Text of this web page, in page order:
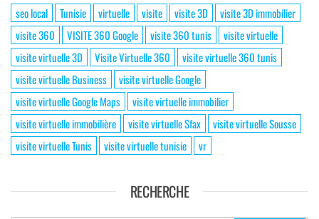
seo local
Tunisie virtuelle visite visite 3D
visite 3D immobilier
visite 360
VISITE 360 Google visite 360 tunis
visite virtuelle
visite virtuelle 3D
Visite Virtuelle 360
visite virtuelle 360 tunis
visite virtuelle Business
visite virtuelle Google
visite virtuelle Google Maps
visite virtuelle immobilier
visite virtuelle immobilière
visite virtuelle Sfax
visite virtuelle Sousse
visite virtuelle Tunis
visite virtuelle tunisie vr
RECHERCHE